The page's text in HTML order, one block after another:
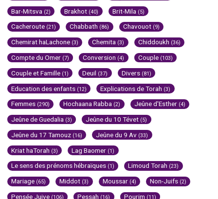
Bar-Mitsva (2) Brakhot (40) Brit-Mila (5)
Cacheroute (21) Chabbath (86) Chavouot (9)
Chemirat haLachone (3) Chemita (3) Chiddoukh (36)
Compte du Omer (7) Conversion (4) Couple (103)
Couple et Famille (1) Deuil (37) Divers (81)
Education des enfants (12) Explications de Torah (3)
Femmes (290) Hochaana Rabba (2) Jeûne d'Esther (4)
Jeûne de Guedalia (3) Jeûne du 10 Tévet (5)
Jeûne du 17 Tamouz (16) Jeûne du 9 Av (33)
Kriat haTorah (3) Lag Baomer (1)
Le sens des prénoms hébraïques (1) Limoud Torah (23)
Mariage (65) Middot (3) Moussar (4) Non-Juifs (2)
Pensée Juive (106) Pessah (16) Pourim (11)